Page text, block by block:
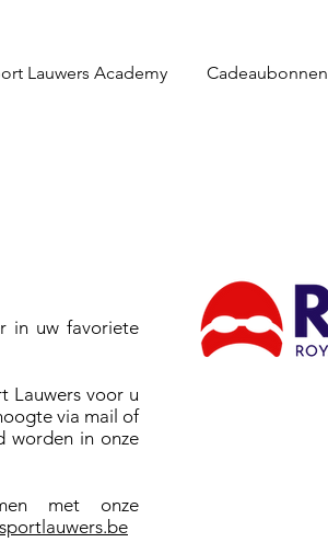
Lauwers Academy Cadeaubonnen
in uw favoriete
Lauwers voor u
via mail of
worden in onze
met onze